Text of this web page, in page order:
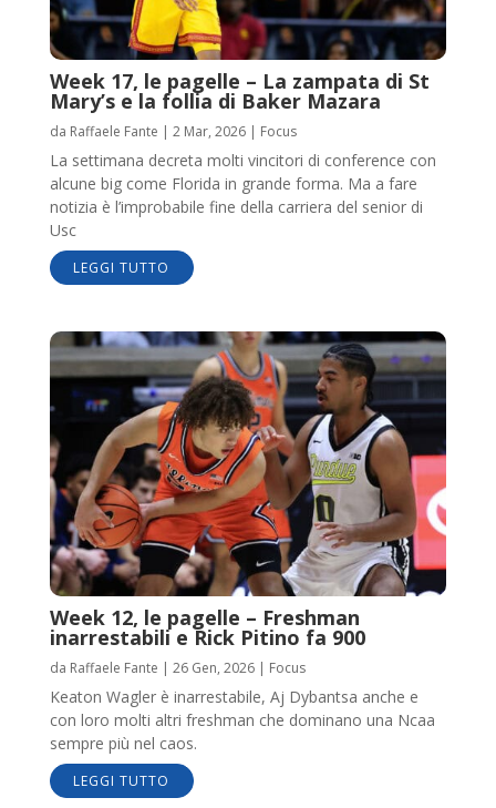
Week 17, le pagelle – La zampata di St
Mary’s e la follia di Baker Mazara
da Raffaele Fante | 2 Mar, 2026| Focus
La settimana decreta molti vincitori di conference con
alcune big come Florida in grande forma. Ma a fare
notizia è l’improbabile fine della carriera del senior di
Usc
LEGGI TUTTO
Week 12, le pagelle – Freshman
inarrestabili e Rick Pitino fa 900
da Raffaele Fante | 26 Gen, 2026| Focus
Keaton Wagler è inarrestabile, Aj Dybantsa anche e
con loro molti altri freshman che dominano una Ncaa
sempre più nel caos.
LEGGI TUTTO